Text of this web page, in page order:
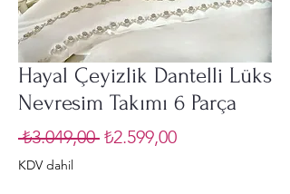
Hayal Çeyizlik Dantelli Lüks
Nevresim Takımı 6 Parça
₺3.049,00 Normal
₺2.599,00İndirimli
KDV dahil